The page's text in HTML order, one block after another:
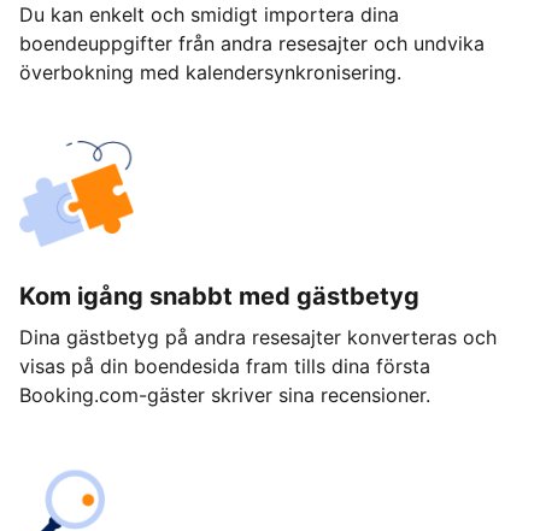
Du kan enkelt och smidigt importera dina
boendeuppgifter från andra resesajter och undvika
överbokning med kalendersynkronisering.
Kom igång snabbt med gästbetyg
Dina gästbetyg på andra resesajter konverteras och
visas på din boendesida fram tills dina första
Booking.com-gäster skriver sina recensioner.